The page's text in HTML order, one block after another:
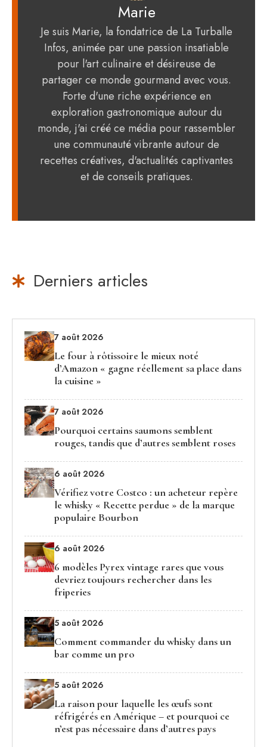
Marie
Je suis Marie, la fondatrice de La Turballe
Infos, animée par une passion insatiable
pour l'art culinaire et désireuse de
partager ce monde gourmand avec vous.
Forte d'une riche expérience en
exploration gastronomique autour du
monde, j'ai créé ce média pour rassembler
une communauté vibrante autour de
recettes créatives, d'actualités captivantes
et de conseils pratiques.
Derniers articles
7 août 2026
Le four à rôtissoire le mieux noté
d’Amazon « gagne réellement sa place dans
la cuisine »
7 août 2026
Pourquoi certains saumons semblent
rouges, tandis que d’autres semblent roses
6 août 2026
Vérifiez votre Costco : un acheteur repère
le whisky « Recette perdue » de la marque
populaire Bourbon
6 août 2026
6 modèles Pyrex vintage rares que vous
devriez toujours rechercher dans les
friperies
5 août 2026
Comment commander du whisky dans un
bar comme un pro
5 août 2026
La raison pour laquelle les œufs sont
réfrigérés en Amérique – et pourquoi ce
n’est pas nécessaire dans d’autres pays